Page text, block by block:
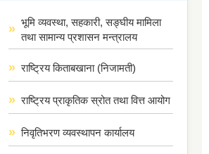
भूमि व्यवस्था, सहकारी, सङ्घीय मामिला
तथा सामान्य प्रशासन मन्त्रालय
राष्ट्रिय किताबखाना (निजामती)
राष्ट्रिय प्राकृतिक स्रोत तथा वित्त आयोग
निवृतिभरण व्यवस्थापन कार्यालय